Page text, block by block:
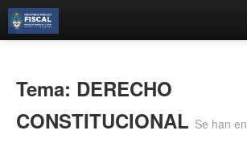
Búsqueda Avanzada
Estantes Virtuales
Tema: DERECHO
CONSTITUCIONAL Se han